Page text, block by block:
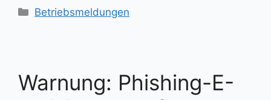
Kategorien
Betriebsmeldungen
Warnung: Phishing-E-